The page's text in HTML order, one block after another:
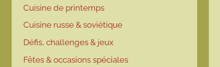
Cuisine de printemps
Cuisine russe & soviétique
Défis, challenges & jeux
Fêtes & occasions spéciales